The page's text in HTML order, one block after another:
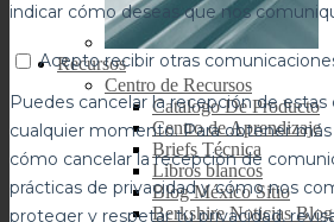
Recursos
Centro de Recursos
Catalogo De Producto
Centro de Aprendizaje
Briefs Técnica
Libros blancos
Blog México Sitio
Berkshire Noticias Blog